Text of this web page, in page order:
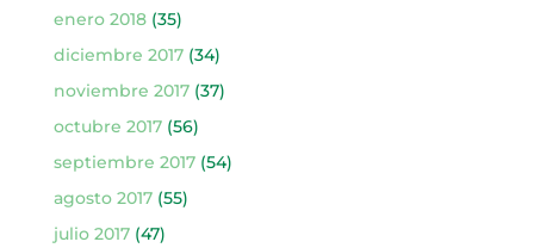
enero 2018(35)
diciembre 2017(34)
noviembre 2017(37)
octubre 2017(56)
septiembre 2017(54)
agosto 2017(55)
julio 2017(47)